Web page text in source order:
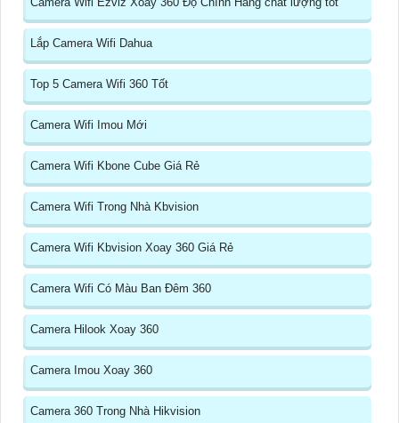
Lắp Camera Wifi Dahua
Top 5 Camera Wifi 360 Tốt
Camera Wifi Imou Mới
Camera Wifi Kbone Cube Giá Rẻ
Camera Wifi Trong Nhà Kbvision
Camera Wifi Kbvision Xoay 360 Giá Rẻ
Camera Wifi Có Màu Ban Đêm 360
Camera Hilook Xoay 360
Camera Imou Xoay 360
Camera 360 Trong Nhà Hikvision